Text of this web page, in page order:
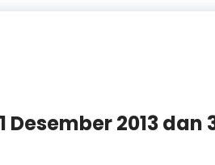
2013 dan